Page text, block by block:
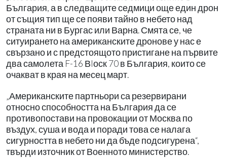
България, а в следващите седмици още един дрон
от същия тип ще се появи тайно в небето над
страната ни в Бургас или Варна. Смята се, че
ситуирането на американските дронове у нас е
свързано и с предстоящото пристигане на първите
два самолета F-16 Вlоск 70 в България, които се
очакват в края на месец март.
„Американските партньори са резервирани
относно способността на България да се
противопостави на провокации от Москва по
въздух, суша и вода и поради това се налага
сигурността в небето ни да бъде подсигурена“,
твърди източник от Военното министерство.